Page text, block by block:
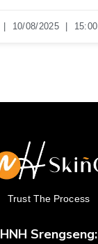
10/08/2025 15:00
Trust The Process
HNH Srengseng: